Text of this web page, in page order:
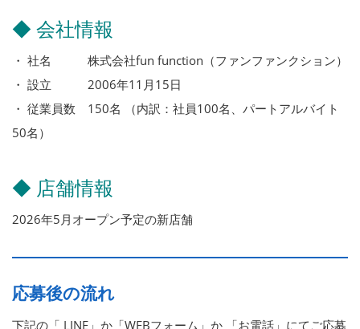
◆ 会社情報
・ 社名 株式会社fun function（ファンファンクション）
・ 設立 2006年11月15日
・ 従業員数 150名 （内訳：社員100名、パートアルバイト
50名）
◆ 店舗情報
2026年5月オープン予定の新店舗
応募後の流れ
下記の「 LINE」か「WEBフォーム」か 「お電話」にてご応募